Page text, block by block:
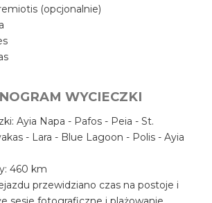
(opcjonalnie)
WYCIECZKI
Ayia Napa - Pafos - Peia - St.
- Lara - Blue Lagoon - Polis - Ayia
460 km
przewidziano czas na postoje i